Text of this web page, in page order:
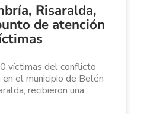
Risaralda,
de atención
víctimas del conflicto
el municipio de Belén
recibieron una